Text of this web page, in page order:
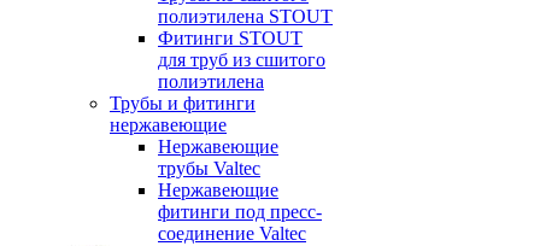
полиэтилена STOUT
Фитинги STOUT
для труб из сшитого
полиэтилена
Трубы и фитинги
нержавеющие
Нержавеющие
трубы Valtec
Нержавеющие
фитинги под пресс-
соединение Valtec